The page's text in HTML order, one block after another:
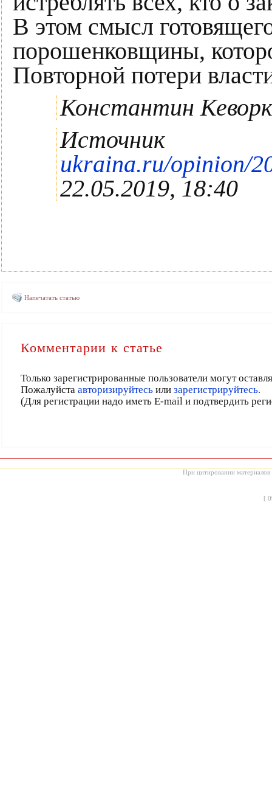
В этом смысл
порошенковщины,
Повторной потери
Константин
Источник
ukraina.ru/opinion/
22.05.2019, 18:40
Напечатать статью
Комментарии к статье
Только зарегистрированные пользователи могут
Пожалуйста авторизируйтесь или зарегистрируйтесь.
(Для регистрации надо иметь E-mail и подтвердить
При цитировании материалов
[